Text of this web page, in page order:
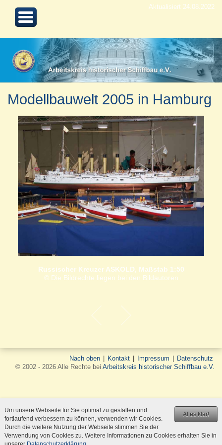
Aktualisiert 24.08.2022
Modellbauwelt 2005 in Hamburg
Russischer Kreuzer ASKOLD, Maßstab 1:50
© Die Bildrechte liegen bei den Bildautoren
Nach oben Kontakt Impressum
Datenschutz
© 2002 - 2026 Alle Rechte bei Arbeitskreis historischer Schiffbau e.V.
Alles klar!
Um unsere Webseite für Sie optimal zu gestalten und
fortlaufend verbessern zu können, verwenden wir Cookies.
Durch die weitere Nutzung der Webseite stimmen Sie der
Verwendung von Cookies zu. Weitere Informationen zu Cookies erhalten Sie in